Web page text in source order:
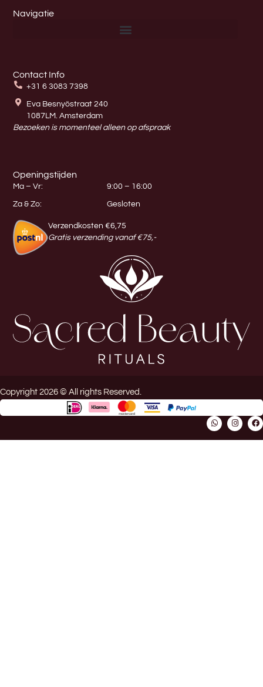
Navigatie
Contact Info
+31 6 3083 7398
Eva Besnyöstraat 240
1087LM. Amsterdam
Bezoeken is momenteel alleen op afspraak
Openingstijden
Ma – Vr: 9:00 – 16:00
Za & Zo: Gesloten
Verzendkosten €6,75
Gratis verzending vanaf €75,-
Copyright 2026 © All rights Reserved.